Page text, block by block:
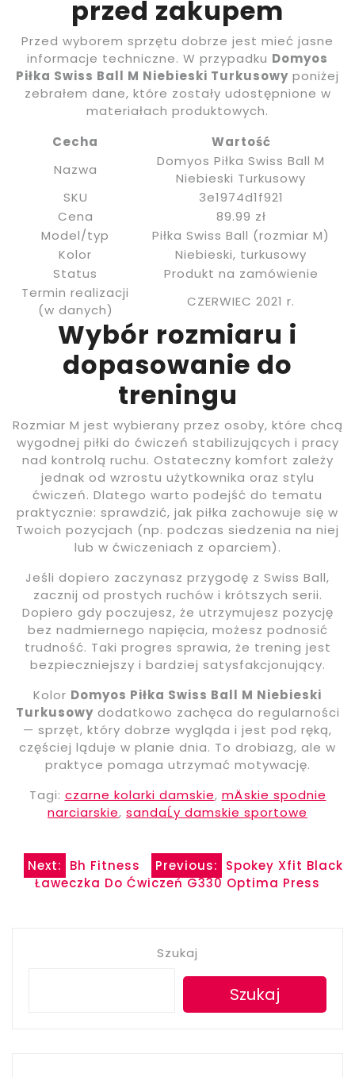
przed zakupem
Przed wyborem sprzętu dobrze jest mieć jasne
informacje techniczne. W przypadku Domyos
Piłka Swiss Ball M Niebieski Turkusowy poniżej
zebrałem dane, które zostały udostępnione w
materiałach produktowych.
Cecha
Wartość
Nazwa
Domyos Piłka Swiss Ball M
Niebieski Turkusowy
SKU
3e1974d1f921
Cena
89.99 zł
Model/typ
Piłka Swiss Ball (rozmiar M)
Kolor
Niebieski, turkusowy
Status
Produkt na zamówienie
Termin realizacji
(w danych)
CZERWIEC 2021 r.
Wybór rozmiaru i
dopasowanie do
treningu
Rozmiar M jest wybierany przez osoby, które chcą
wygodnej piłki do ćwiczeń stabilizujących i pracy
nad kontrolą ruchu. Ostateczny komfort zależy
jednak od wzrostu użytkownika oraz stylu
ćwiczeń. Dlatego warto podejść do tematu
praktycznie: sprawdzić, jak piłka zachowuje się w
Twoich pozycjach (np. podczas siedzenia na niej
lub w ćwiczeniach z oparciem).
Jeśli dopiero zaczynasz przygodę z Swiss Ball,
zacznij od prostych ruchów i krótszych serii.
Dopiero gdy poczujesz, że utrzymujesz pozycję
bez nadmiernego napięcia, możesz podnosić
trudność. Taki progres sprawia, że trening jest
bezpieczniejszy i bardziej satysfakcjonujący.
Kolor Domyos Piłka Swiss Ball M Niebieski
Turkusowydodatkowo zachęca do regularności
— sprzęt, który dobrze wygląda i jest pod ręką,
częściej ląduje w planie dnia. To drobiazg, ale w
praktyce pomaga utrzymać motywację.
Tagi: czarne kolarki damskie, mÄskie spodnie
narciarskie, sandaĹy damskie sportowe
NawigacjaPrevious: Spokey Xfit Black
Next:
Bh Fitness
Ławeczka Do Ćwiczeń G330 Optima Press
Szukaj
Szukaj